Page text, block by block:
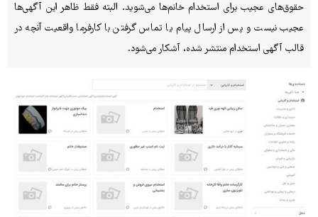
حقوق‌های عجیب برای استخدام خانم‌ها می‌شوید. البته فقط ظاهر این آگهی‌ها
عجیب نیست و پس از ارسال پیام یا تماس گرفتن با کارفرما واقعیت آنچه در
قالب آگهی استخدام منتشر شده، آشکار می‌شود.